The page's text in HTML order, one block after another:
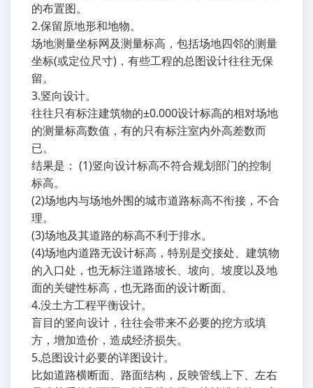
的布置图。
2.保留原地形和地物。
场地测量坐标网及测量标高，包括场地四邻的测量
坐标(或定位尺寸)，有些工程的总图设计往往无保
留。
3.竖向设计。
往往只有标注建筑物的±0.000设计标高的相对场地
的测量标高数值，有的只有标注室内外高差数而
已。
结果是： (1)竖向设计标高不符合规划部门的控制
标高。
(2)场地内与场地外围的城市道路标高不衔接，不合
理。
(3)场地及其道路的标高不利于排水。
(4)场地内道路无设计标高，特别是交接处、建筑物
的入口处，也无标注道路坡长、坡向、坡度以及地
面的关键性标高，也无路面的设计断面。
4.没土方工程平衡设计。
盲目的竖向设计，往往会带来不必要的挖方或填
方，增加造价，造成经济损失。
5.总图设计必要的详图设计。
比如道路横断面、路面结构，反映管线上下、左右